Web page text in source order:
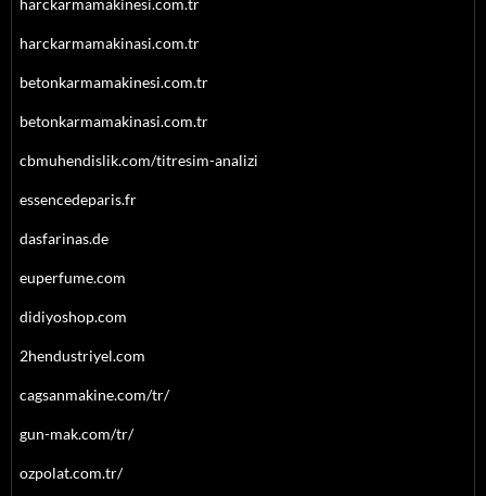
harckarmamakinesi.com.tr
harckarmamakinasi.com.tr
betonkarmamakinesi.com.tr
betonkarmamakinasi.com.tr
cbmuhendislik.com/titresim-analizi
essencedeparis.fr
dasfarinas.de
euperfume.com
didiyoshop.com
2hendustriyel.com
cagsanmakine.com/tr/
gun-mak.com/tr/
ozpolat.com.tr/